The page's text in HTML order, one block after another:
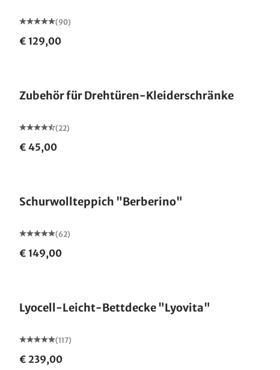
(90)
€ 129,00
Zubehör für Drehtüren-Kleiderschränke
(22)
€ 45,00
Schurwollteppich "Berberino"
(62)
€ 149,00
Lyocell-Leicht-Bettdecke "Lyovita"
(117)
€ 239,00